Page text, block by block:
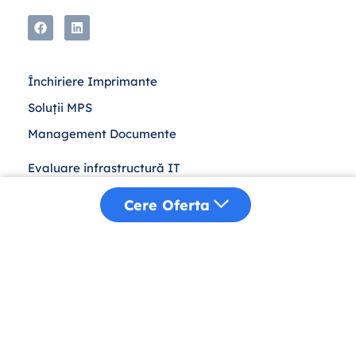
Închiriere Imprimante
Soluții MPS
Management Documente
Evaluare infrastructură IT
Achiziții Publice
Cere Oferta